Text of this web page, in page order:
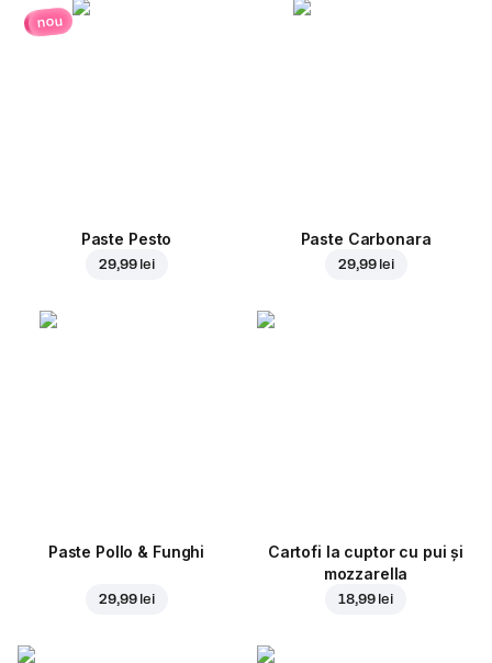
nou
Paste Pesto
29,99 lei
Paste Carbonara
29,99 lei
Paste Pollo & Funghi
29,99 lei
Cartofi la cuptor cu pui și
mozzarella
18,99 lei